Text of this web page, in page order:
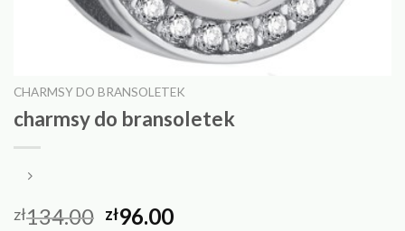
CHARMSY DO BRANSOLETEK
charmsy do bransoletek
zł134.00 zł96.00